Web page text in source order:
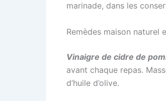
marinade, dans les
Remèdes maison
Vinaigre de cidre de
avant chaque repas.
d’huile d’olive.